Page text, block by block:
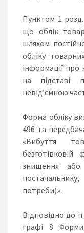
Пунктом 1
що облік
шляхом
обліку
інформації про
на підставі
невід’ємною
Форма обліку
496 та
«Вибуття
безготівковій
знищення
потреби)».
Відповідно до
графі 8 Форми